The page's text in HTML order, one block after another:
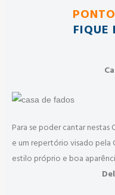
FIQUE
Para se poder cantar nestas
e um repertório visado pela
estilo próprio e boa